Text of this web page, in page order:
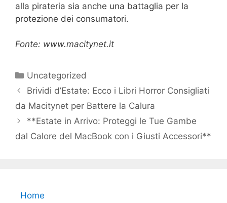
alla pirateria sia anche una battaglia per la
protezione dei consumatori.
Fonte: www.macitynet.it
Categorie
Uncategorized
Brividi d’Estate: Ecco i Libri Horror Consigliati
da Macitynet per Battere la Calura
**Estate in Arrivo: Proteggi le Tue Gambe
dal Calore del MacBook con i Giusti Accessori**
Home